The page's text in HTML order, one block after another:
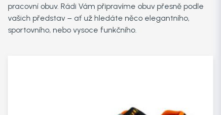
pracovní obuv. Rádi Vám připravíme obuv přesně podle
vašich představ – ať už hledáte něco elegantního,
sportovního, nebo vysoce funkčního.